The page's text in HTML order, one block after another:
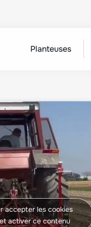
Planteuses
accepter les cookies
activer ce contenu